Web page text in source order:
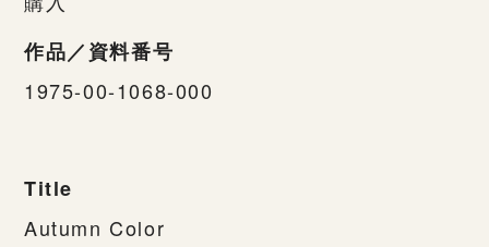
作品／資料番号
1975-00-1068-000
Title
Autumn Color